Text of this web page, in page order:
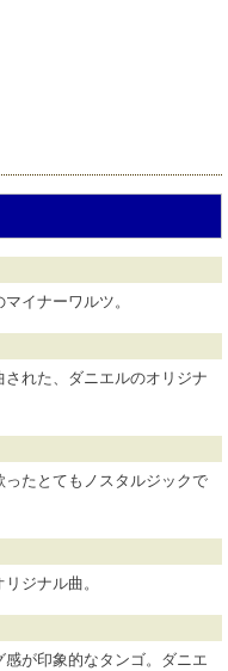
イナーワルツ。
れた、ダニエルのオリジナ
たとてもノスタルジックで
ジナル曲。
が印象的なタンゴ。ダニエ